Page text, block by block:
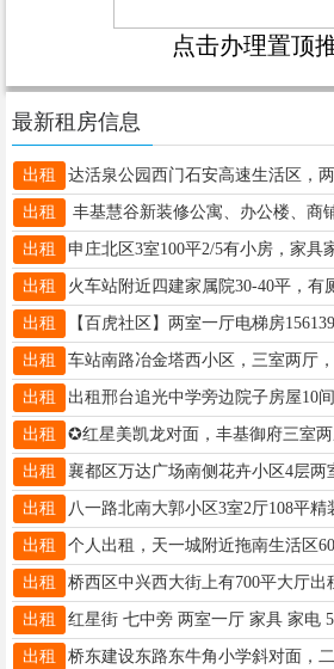
点击办理置顶
最新租房信息
出租
出租
出租
出租
出租 【百虎社区】两室一厅电梯房
出租
出租
出租
出租
出租
出租
出租
出租 红星街 七中旁 两室一厅 家具 家电
出租